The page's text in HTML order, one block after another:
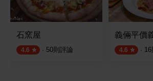
石窯屋
4.6 · 50則評論
義倆平價
4.6 · 16